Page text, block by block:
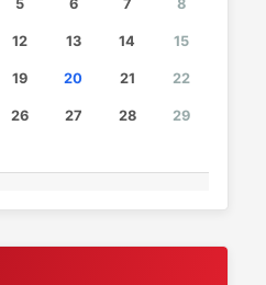
5 6 7 8
12 13 14 15
19 20 21 22
26 27 28 29